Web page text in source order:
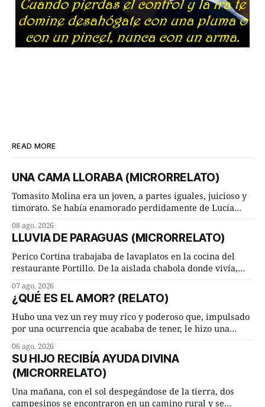
READ MORE
UNA CAMA LLORABA (MICRORRELATO)
Tomasito Molina era un joven, a partes iguales, juicioso y
timorato. Se había enamorado perdidamente de Lucía
ambos les iba de maravilla. Pero mantenían absoluta
discrepancia en un deseo ineluctable por parte de ella.
Lucía Arriate quería que ellos
08 ago. 2026
LLUVIA DE PARAGUAS (MICRORRELATO)
Perico Cortina trabajaba de lavaplatos en la cocina del
restaurante Portillo. De la aislada chabola donde vivía,
cuarto de hora andando a buen paso. Cierta noche,
terminada su jornada laboral caminaba él hacía su mísera
morada cundo comenzó a llover
07 ago. 2026
¿QUÉ ES EL AMOR? (RELATO)
Hubo una vez un rey muy rico y poderoso que, impulsado
por una ocurrencia que acababa de tener, le hizo una
Dime, hombre sabio, ¿qué es el amor según tú? Su
consejero, que era muy prudente y astuto le respondió de
inmediato:
06 ago. 2026
SU HIJO RECIBÍA AYUDA DIVINA
(MICRORRELATO)
Una mañana, con el sol despegándose de la tierra, dos
campesinos se encontraron en un camino rural y se